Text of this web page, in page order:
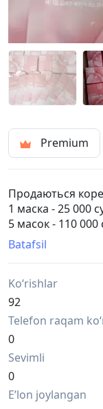
Premium
Продаються
1 маска - 25 000
5 масок - 110 000
10 масок - 200 000
Batafsil
Ko‘rishlar
92
Telefon raqam
0
Sevimli
0
Eʼlon joylangan